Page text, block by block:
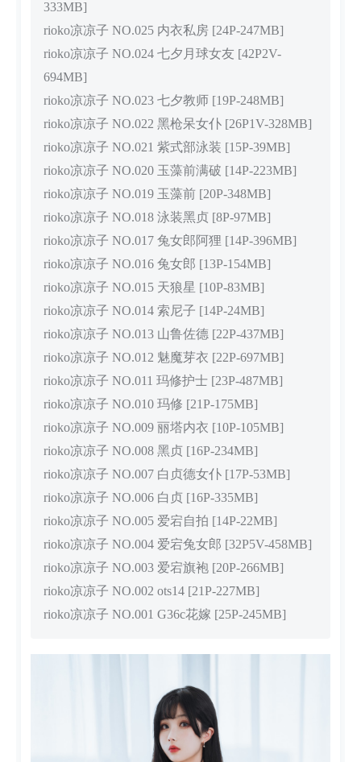
333MB]
rioko凉凉子 NO.025 内衣私房 [24P-247MB]
rioko凉凉子 NO.024 七夕月球女友 [42P2V-
694MB]
rioko凉凉子 NO.023 七夕教师 [19P-248MB]
rioko凉凉子 NO.022 黑枪呆女仆 [26P1V-328MB]
rioko凉凉子 NO.021 紫式部泳装 [15P-39MB]
rioko凉凉子 NO.020 玉藻前满破 [14P-223MB]
rioko凉凉子 NO.019 玉藻前 [20P-348MB]
rioko凉凉子 NO.018 泳装黑贞 [8P-97MB]
rioko凉凉子 NO.017 兔女郎阿狸 [14P-396MB]
rioko凉凉子 NO.016 兔女郎 [13P-154MB]
rioko凉凉子 NO.015 天狼星 [10P-83MB]
rioko凉凉子 NO.014 索尼子 [14P-24MB]
rioko凉凉子 NO.013 山鲁佐德 [22P-437MB]
rioko凉凉子 NO.012 魅魔芽衣 [22P-697MB]
rioko凉凉子 NO.011 玛修护士 [23P-487MB]
rioko凉凉子 NO.010 玛修 [21P-175MB]
rioko凉凉子 NO.009 丽塔内衣 [10P-105MB]
rioko凉凉子 NO.008 黑贞 [16P-234MB]
rioko凉凉子 NO.007 白贞德女仆 [17P-53MB]
rioko凉凉子 NO.006 白贞 [16P-335MB]
rioko凉凉子 NO.005 爱宕自拍 [14P-22MB]
rioko凉凉子 NO.004 爱宕兔女郎 [32P5V-458MB]
rioko凉凉子 NO.003 爱宕旗袍 [20P-266MB]
rioko凉凉子 NO.002 ots14 [21P-227MB]
rioko凉凉子 NO.001 G36c花嫁 [25P-245MB]